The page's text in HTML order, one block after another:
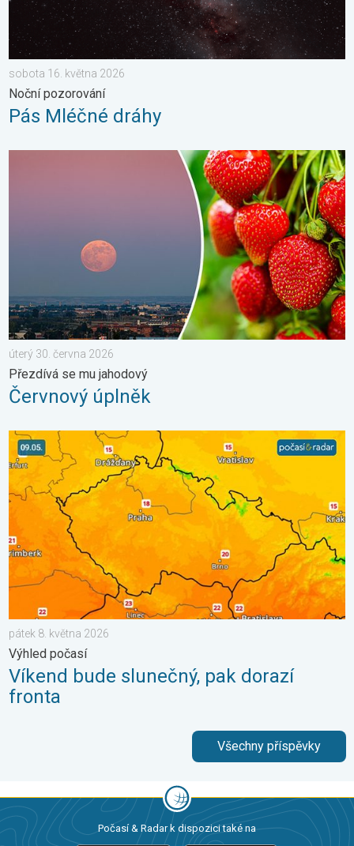
sobota 16. května 2026
Noční pozorování
Pás Mléčné dráhy
Červnový úplněk. Přezdívá se mu jahodový. . . úterý 30.
úterý 30. června 2026
Přezdívá se mu jahodový
Červnový úplněk
Víkend bude slunečný, pak dorazí fronta. Výhled počasí. . .
pátek 8. května 2026
Výhled počasí
Víkend bude slunečný, pak dorazí
fronta
Všechny příspěvky
Počasí & Radar k dispozici také na